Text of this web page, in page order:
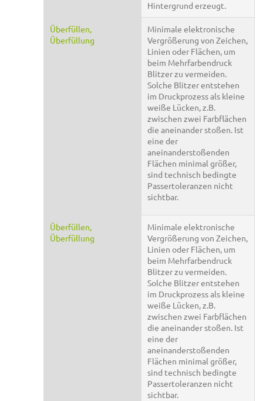
Hintergrund erzeugt.
Überfüllen,
Überfüllung
Minimale elektronische
Vergrößerung von Zeichen,
Linien oder Flächen, um
beim Mehrfarbendruck
Blitzer zu vermeiden.
Solche Blitzer entstehen
im Druckprozess als kleine
weiße Lücken, z.B.
zwischen zwei Farbflächen
die aneinander stoßen. Ist
eine der
aneinanderstoßenden
Flächen minimal größer,
sind technisch bedingte
Passertoleranzen nicht
sichtbar.
Überfüllen,
Überfüllung
Minimale elektronische
Vergrößerung von Zeichen,
Linien oder Flächen, um
beim Mehrfarbendruck
Blitzer zu vermeiden.
Solche Blitzer entstehen
im Druckprozess als kleine
weiße Lücken, z.B.
zwischen zwei Farbflächen
die aneinander stoßen. Ist
eine der
aneinanderstoßenden
Flächen minimal größer,
sind technisch bedingte
Passertoleranzen nicht
sichtbar.